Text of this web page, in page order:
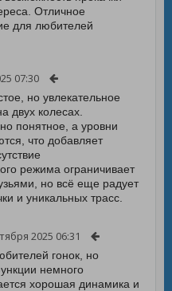
Отличное
для любителей
07:30
но увлекательное
двух колесах.
понятное, а уровни
что добавляет
режима ограничивает
но всё еще радует
и уникальных трасс.
2025 06:31
гонок, но
немного
хорошая динамика и